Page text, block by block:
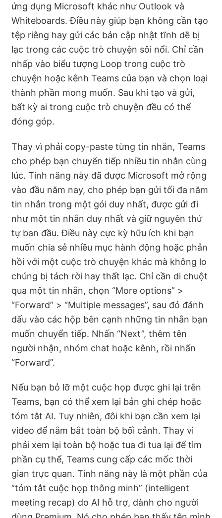
ứng dụng Microsoft khác như Outlook và
Whiteboards. Điều này giúp bạn không cần tạo
tệp riêng hay gửi các bản cập nhật tĩnh dễ bị
lạc trong các cuộc trò chuyện sôi nổi. Chỉ cần
nhấp vào biểu tượng Loop trong cuộc trò
chuyện hoặc kênh Teams của bạn và chọn loại
thành phần mong muốn. Sau khi tạo và gửi,
bất kỳ ai trong cuộc trò chuyện đều có thể
đóng góp.
Thay vì phải copy-paste từng tin nhắn, Teams
cho phép bạn chuyển tiếp nhiều tin nhắn cùng
lúc. Tính năng này đã được Microsoft mở rộng
vào đầu năm nay, cho phép bạn gửi tối đa năm
tin nhắn trong một gói duy nhất, được gửi đi
như một tin nhắn duy nhất và giữ nguyên thứ
tự ban đầu. Điều này cực kỳ hữu ích khi bạn
muốn chia sẻ nhiều mục hành động hoặc phản
hồi với một cuộc trò chuyện khác mà không lo
chúng bị tách rời hay thất lạc. Chỉ cần di chuột
qua một tin nhắn, chọn “More options” >
“Forward” > “Multiple messages”, sau đó đánh
dấu vào các hộp bên cạnh những tin nhắn bạn
muốn chuyển tiếp. Nhấn “Next”, thêm tên
người nhận, nhóm chat hoặc kênh, rồi nhấn
“Forward”.
Nếu bạn bỏ lỡ một cuộc họp được ghi lại trên
Teams, bạn có thể xem lại bản ghi chép hoặc
tóm tắt AI. Tuy nhiên, đôi khi bạn cần xem lại
video để nắm bắt toàn bộ bối cảnh. Thay vì
phải xem lại toàn bộ hoặc tua đi tua lại để tìm
phần cụ thể, Teams cung cấp các mốc thời
gian trực quan. Tính năng này là một phần của
“tóm tắt cuộc họp thông minh” (intelligent
meeting recap) do AI hỗ trợ, dành cho người